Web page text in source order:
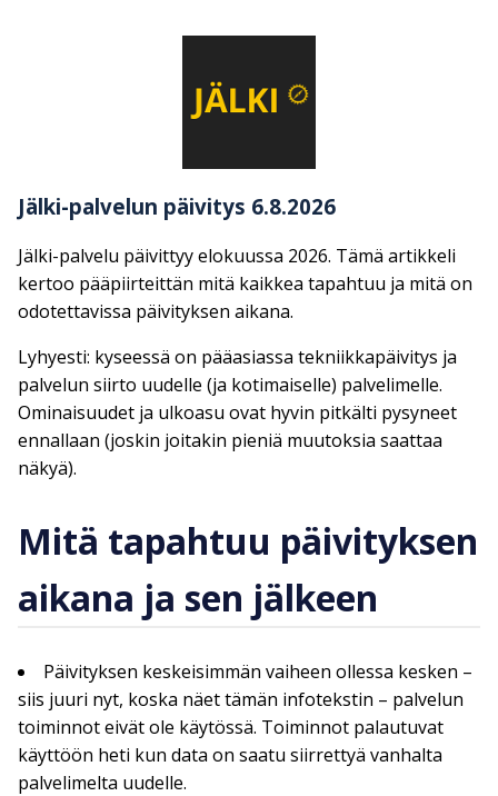
Jälki-palvelun päivitys 6.8.2026
Jälki-palvelu päivittyy elokuussa 2026. Tämä artikkeli
kertoo pääpiirteittän mitä kaikkea tapahtuu ja mitä on
odotettavissa päivityksen aikana.
Lyhyesti: kyseessä on pääasiassa tekniikkapäivitys ja
palvelun siirto uudelle (ja kotimaiselle) palvelimelle.
Ominaisuudet ja ulkoasu ovat hyvin pitkälti pysyneet
ennallaan (joskin joitakin pieniä muutoksia saattaa
näkyä).
Mitä tapahtuu päivityksen
aikana ja sen jälkeen
Päivityksen keskeisimmän vaiheen ollessa kesken –
siis juuri nyt, koska näet tämän infotekstin – palvelun
toiminnot eivät ole käytössä. Toiminnot palautuvat
käyttöön heti kun data on saatu siirrettyä vanhalta
palvelimelta uudelle.